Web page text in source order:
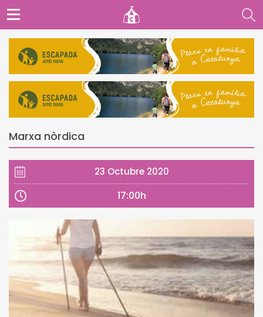
Marxa nòrdica
23 Octubre 2020
17:00h